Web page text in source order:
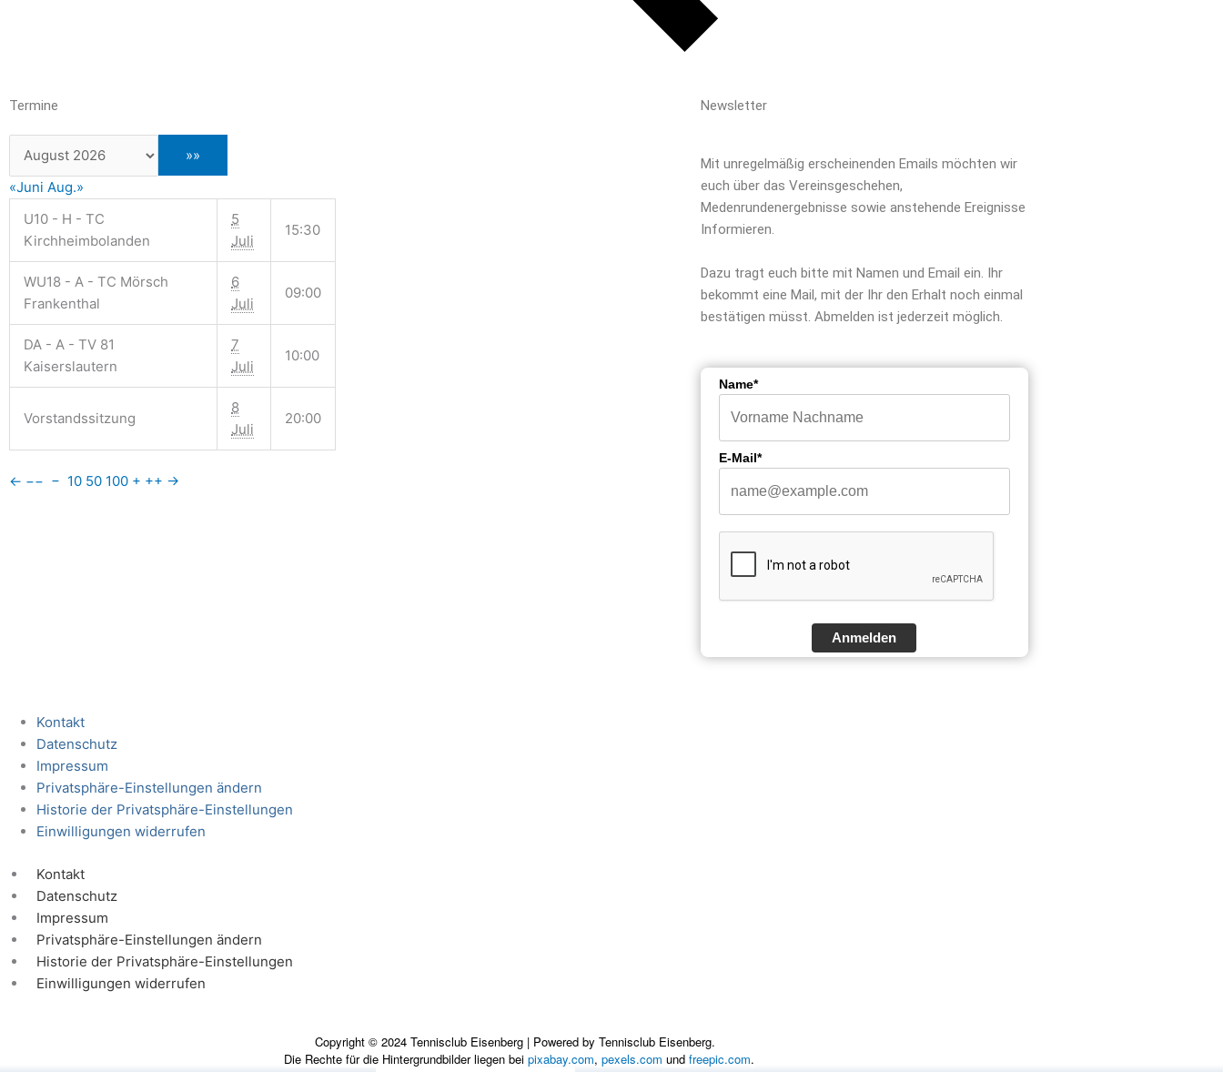
Termine
«Juni Aug.»
U10 - H - TC
Kirchheimbolanden
5
Juli
15:30
WU18 - A - TC Mörsch
Frankenthal
6
Juli
09:00
DA - A - TV 81
Kaiserslautern
7
Juli
10:00
Vorstandssitzung
8
Juli
20:00
← −− − 10 50 100 + ++ →
Newsletter
Mit unregelmäßig erscheinenden Emails möchten wir
euch über das Vereinsgeschehen,
Medenrundenergebnisse sowie anstehende Ereignisse
Informieren.
Dazu tragt euch bitte mit Namen und Email ein. Ihr
bekommt eine Mail, mit der Ihr den Erhalt noch einmal
bestätigen müsst. Abmelden ist jederzeit möglich.
Name*
E-Mail*
Anmelden
Kontakt
Datenschutz
Impressum
Privatsphäre-Einstellungen ändern
Historie der Privatsphäre-Einstellungen
Einwilligungen widerrufen
Kontakt
Datenschutz
Impressum
Privatsphäre-Einstellungen ändern
Historie der Privatsphäre-Einstellungen
Einwilligungen widerrufen
Copyright © 2024 Tennisclub Eisenberg | Powered by Tennisclub Eisenberg.
Die Rechte für die Hintergrundbilder liegen bei pixabay.com, pexels.com und freepic.com.